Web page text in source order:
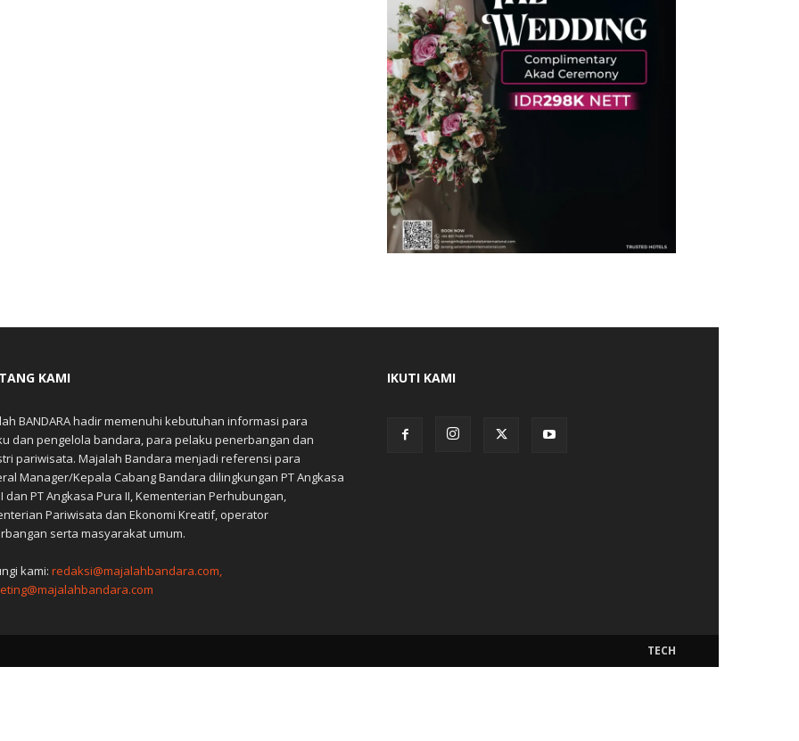
KAMI
BANDARA hadir memenuhi kebutuhan informasi para
dan pengelola bandara, para pelaku penerbangan dan
pariwisata. Majalah Bandara menjadi referensi para
Manager/Kepala Cabang Bandara dilingkungan PT Angkasa
dan PT Angkasa Pura II, Kementerian Perhubungan,
Pariwisata dan Ekonomi Kreatif, operator
serta masyarakat umum.
kami: redaksi@majalahbandara.com,
IKUTI KAMI
TECH